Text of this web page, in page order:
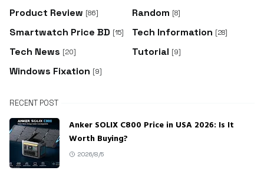
Product Review [86] Random [8]
Smartwatch Price BD [15] Tech Information [28]
Tech News [20] Tutorial [9]
Windows Fixation [9]
RECENT POST
Anker SOLIX C800 Price in USA 2026: Is It
Worth Buying?
2026/8/5